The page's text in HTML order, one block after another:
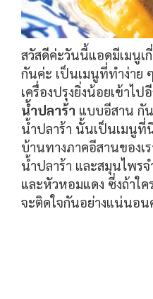
สวัสดีค่ะวันนี้แอดมีเมนูเ
กันค่ะ เป็นเมนูที่ทำง่าย
เครื่องปรุงยิ่งน้อยเข้าไ
น้ำปลาร้า แบบอีสาน กั
น้ำปลาร้า นั้นเป็นเมนู
บ้านทางภาคอีสานของ
น้ำปลาร้า และสมุนไพร
และหัวหอมแดง ซึ่งถ้าใค
จะติดใจกันอย่างแน่นอน